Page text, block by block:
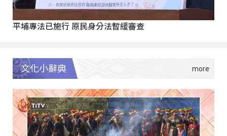
平埔專法已施行 原民身分法暫緩審查
文化小辭典